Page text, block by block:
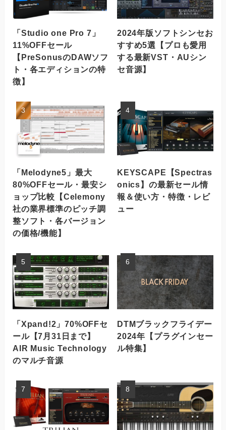
「Studio one Pro 7」
11%OFFセール
【PreSonusのDAWソフ
ト・各エディションの特
徴】
2024年版ソフトシンセお
すすめ5選【プロも愛用
する最新VST・AUシン
セ音源】
「Melodyne5」最大
80%OFFセール・最安シ
ョップ比較【Celemony
社の業界標準のピッチ調
整ソフト・各バージョン
の価格/機能】
KEYSCAPE【Spectras
onics】の最新セール情
報＆使い方・特徴・レビ
ュー
「Xpand!2」70%OFFセ
ール【7月31日まで】
AIR Music Technology
のマルチ音源
DTMブラックフライデー
2024年【プラグインセー
ル特集】